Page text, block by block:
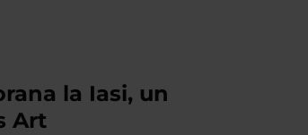
la Iasi, un
Art